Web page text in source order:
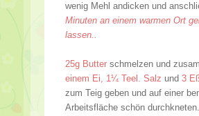
wenig Mehl andicken und
Minuten an einem warmen Ort
lassen..
25g Butter schmelzen und
einem Ei, 1¼ Teel. Salz und 3
zum Teig geben und auf einer
Arbeitsfläche schön